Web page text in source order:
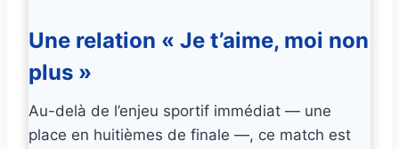
Une relation « Je t’aime, moi non
plus »
Au-delà de l’enjeu sportif immédiat — une
place en huitièmes de finale —, ce match est